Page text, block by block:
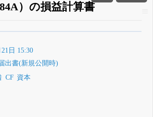
）の損益計算書
無料でβ版をはじめる
と米株版の先行利用も付きます
日 15:30
出書(新規公開時)
CF 資本